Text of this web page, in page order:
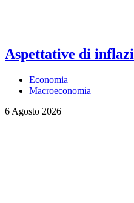
Aspettative di
Economia
Macroeconomia
6 Agosto 2026